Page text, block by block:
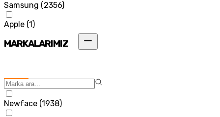
Samsung (2356)
Apple (1)
MARKALARIMIZ
Newface (1938)